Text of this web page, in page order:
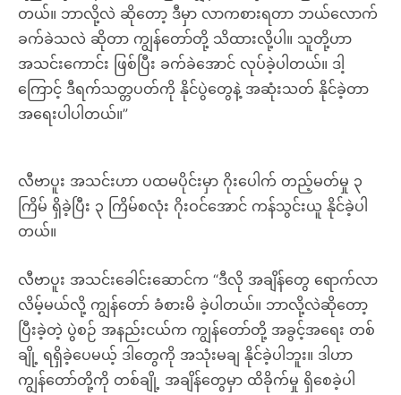
တယ်။ ဘာလို့လဲ ဆိုတော့ ဒီမှာ လာကစားရတာ ဘယ်လောက်
ခက်ခဲသလဲ ဆိုတာ ကျွန်တော်တို့ သိထားလို့ပါ။ သူတို့ဟာ
အသင်းကောင်း ဖြစ်ပြီး ခက်ခဲအောင် လုပ်ခဲ့ပါတယ်။ ဒါ့
ကြောင့် ဒီရက်သတ္တပတ်ကို နိုင်ပွဲတွေနဲ့ အဆုံးသတ် နိုင်ခဲ့တာ
အရေးပါပါတယ်။”
လီဗာပူး အသင်းဟာ ပထမပိုင်းမှာ ဂိုးပေါက် တည့်မတ်မှု ၃
ကြိမ် ရှိခဲ့ပြီး ၃ ကြိမ်စလုံး ဂိုးဝင်အောင် ကန်သွင်းယူ နိုင်ခဲ့ပါ
တယ်။
လီဗာပူး အသင်းခေါင်းဆောင်က “ဒီလို အချိန်တွေ ရောက်လာ
လိမ့်မယ်လို့ ကျွန်တော် ခံစားမိ ခဲ့ပါတယ်။ ဘာလို့လဲဆိုတော့
ပြီးခဲ့တဲ့ ပွဲစဉ် အနည်းငယ်က ကျွန်တော်တို့ အခွင့်အရေး တစ်
ချို့ ရရှိခဲ့ပေမယ့် ဒါတွေကို အသုံးမချ နိုင်ခဲ့ပါဘူး။ ဒါဟာ
ကျွန်တော်တို့ကို တစ်ချို့ အချိန်တွေမှာ ထိခိုက်မှု ရှိစေခဲ့ပါ